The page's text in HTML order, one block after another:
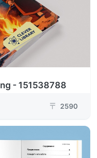
- 151538788
₸ 2590